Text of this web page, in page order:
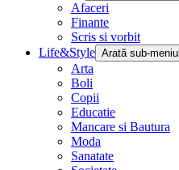
Afaceri
Finante
Scris si vorbit
Life&Style Arată sub-meniul
Arta
Boli
Copii
Educatie
Mancare si Bautura
Moda
Sanatate